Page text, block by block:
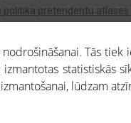
politika pretendentu atlases
raksturs, un tai nav
Tās tiek
statistiskās
lūdzam